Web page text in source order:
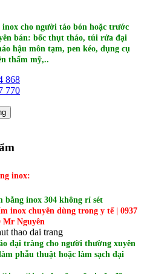
cho người táo bón hoặc trước
bán: bốc thụt tháo, túi rửa đại
hậu môn tạm, pen kéo, dụng cụ
thẩm mỹ,..
868
770
inox:
inox 304 không rỉ sét
inox chuyên dùng trong y tế | 0937
Mr Nguyên
đại tràng cho người thường xuyên
phẫu thuật hoặc làm sạch đại